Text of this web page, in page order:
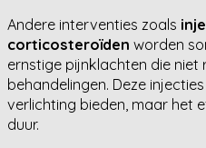
Andere interventies zoals
corticosteroïden worden
ernstige pijnklachten die
behandelingen. Deze
verlichting bieden, maar het
duur.